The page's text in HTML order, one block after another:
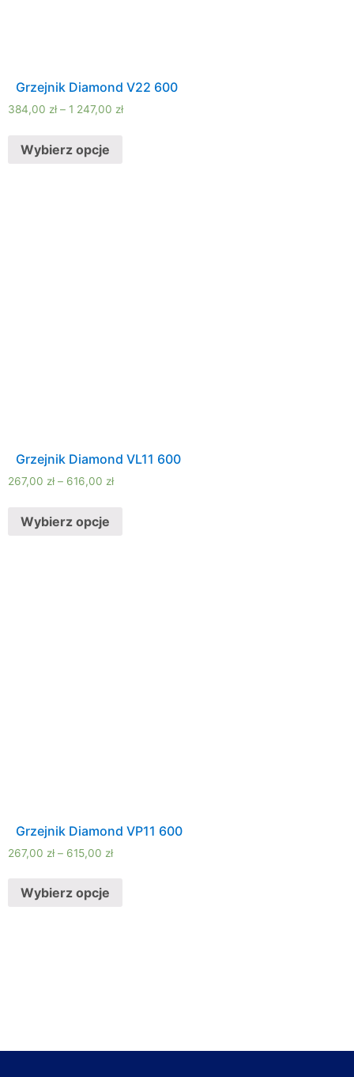
Grzejnik Diamond V22 600
384,00 zł – 1 247,00 zł
Wybierz opcje
Grzejnik Diamond VL11 600
267,00 zł – 616,00 zł
Wybierz opcje
Grzejnik Diamond VP11 600
267,00 zł – 615,00 zł
Wybierz opcje